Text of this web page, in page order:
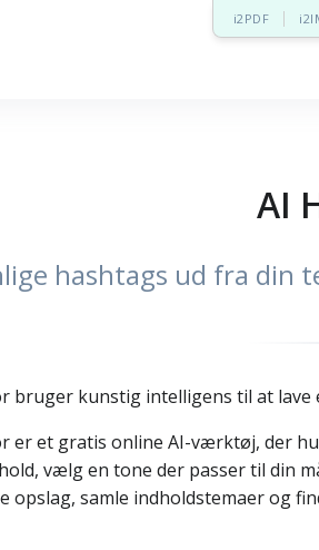
i2PDF
AI
hashtags ud fra
bruger kunstig intelligens til at
er et gratis online AI-værktøj, der
vælg en tone der passer til din
samle indholdstemaer og